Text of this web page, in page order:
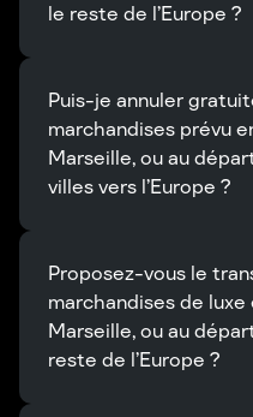
le reste de l’Europe ?
Puis-je annuler
marchandises prévu
Marseille, ou au
villes vers l’Europe ?
Proposez-vous le
marchandises de
Marseille, ou au
reste de l’Europe ?